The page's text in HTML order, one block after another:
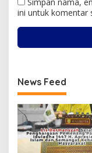
Simpan nama,
ini untuk komentar
News Feed